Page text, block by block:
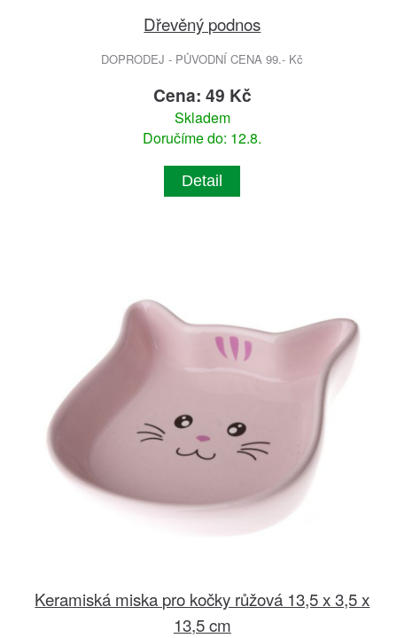
Dřevěný podnos
DOPRODEJ - PŮVODNÍ CENA 99.- Kč
Cena: 49 Kč
Skladem
Doručíme do: 12.8.
Detail
Keramiská miska pro kočky růžová 13,5 x 3,5 x
13,5 cm